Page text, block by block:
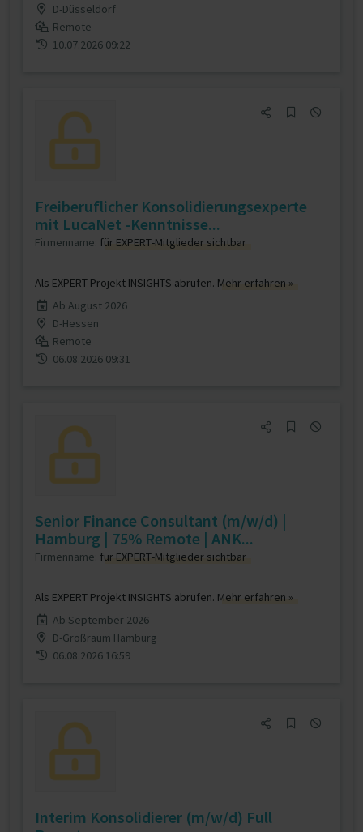
D-Düsseldorf
Remote
10.07.2026 09:22
Freiberuflicher Konsolidierungsexperte
mit LucaNet -Kenntnisse...
Firmenname: für EXPERT-Mitglieder sichtbar
Als EXPERT Projekt INSIGHTS abrufen. Mehr erfahren »
Ab August 2026
D-Hessen
Remote
06.08.2026 09:31
Senior Finance Consultant (m/w/d) |
Hamburg | 75% Remote | ANK...
Firmenname: für EXPERT-Mitglieder sichtbar
Als EXPERT Projekt INSIGHTS abrufen. Mehr erfahren »
Ab September 2026
D-Großraum Hamburg
06.08.2026 16:59
Interim Konsolidierer (m/w/d) Full